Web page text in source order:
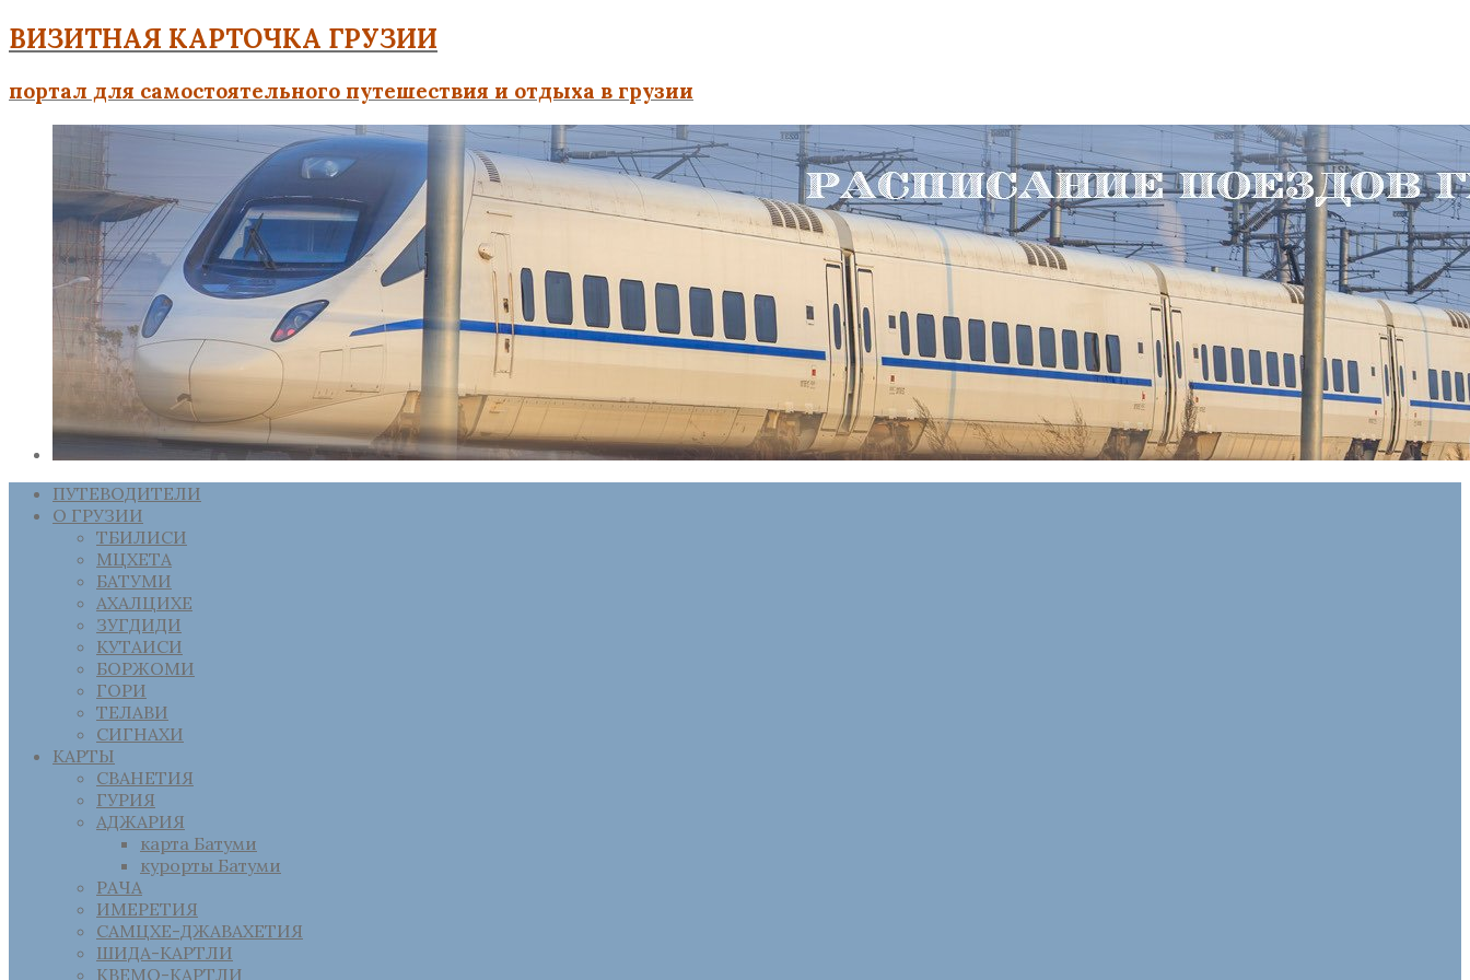
ВИЗИТНАЯ КАРТОЧКА ГРУЗИИ
портал для самостоятельного путешествия и отдыха в грузии
ПУТЕВОДИТЕЛИ
О ГРУЗИИ
ТБИЛИСИ
МЦХЕТА
БАТУМИ
АХАЛЦИХЕ
ЗУГДИДИ
КУТАИСИ
БОРЖОМИ
ГОРИ
ТЕЛАВИ
СИГНАХИ
КАРТЫ
СВАНЕТИЯ
ГУРИЯ
АДЖАРИЯ
карта Батуми
курорты Батуми
РАЧА
ИМЕРЕТИЯ
САМЦХЕ-ДЖАВАХЕТИЯ
ШИДА-КАРТЛИ
КВЕМО-КАРТЛИ